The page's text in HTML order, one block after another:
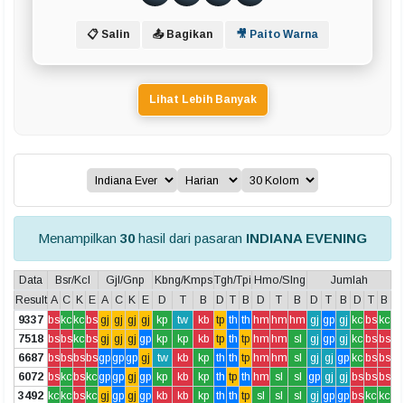
📋 Salin 📤 Bagikan 🎥 Paito Warna
Lihat Lebih Banyak
Menampilkan 30hasil dari pasaran INDIANA EVENING
Data Bsr/Kcl Gjl/Gnp Kbng/KmpsTgh/Tpi Hmo/Slng
Jumlah
Result A C K E A C K E D T B D T B D T B D T B D T B
9337 bskckcbs gj gj gj gj kp tw kb tp th th hm hm hm gj gp gj kc bskc
7518 bsbskcbs gj gj gj gp kp kp kb tp th tp hm hm sl gj gp gj kc bsbs
6687 bsbsbsbsgpgpgp gj tw kb kp th th tp hm hm sl gj gj gp kc bsbs
6072 bskcbskcgpgp gj gp kp kb kp th tp th hm sl sl gp gj gj bsbsbs
3492 kckcbskc gj gp gj gp kb kb kp th th tp sl sl sl gj gp gp bskc kc